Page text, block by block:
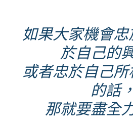
如果大家機會
於自己的
或者忠於自己
的話，
那就要盡全